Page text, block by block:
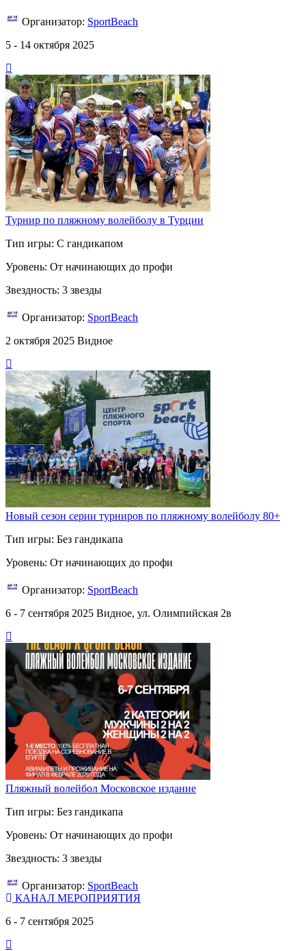
Организатор: SportBeach
5 - 14 октября 2025
Турнир по пляжному волейболу в Турции
Тип игры: С гандикапом
Уровень: От начинающих до профи
Звездность: 3 звезды
Организатор: SportBeach
2 октября 2025 Видное
Новый сезон серии турниров по пляжному волейболу 80+
Тип игры: Без гандикапа
Уровень: От начинающих до профи
Организатор: SportBeach
6 - 7 сентября 2025 Видное, ул. Олимпийская 2в
Пляжный волейбол Московское издание
Тип игры: Без гандикапа
Уровень: От начинающих до профи
Звездность: 3 звезды
Организатор: SportBeach
КАНАЛ МЕРОПРИЯТИЯ
6 - 7 сентября 2025